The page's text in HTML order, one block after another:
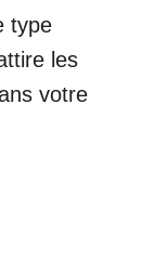
type
les
votre